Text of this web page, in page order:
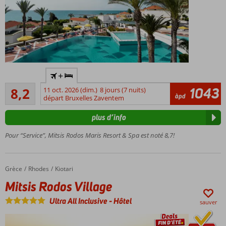
dans le
style de
Marrakech
Nouvelle
section
Cosmopolitan
avec taverne
grecque
Hébergement
certificat de
durabilité
reconnu par
plage
Pas moins
de 5
restaurants
à la carte et
8,2
Très bon
134
commentaires
+
11 oct. 2026 (dim.) 8 jours (7 nuits)
départ Bruxelles Zaventem
àpd 1043
Pour “Service”, Mitsis Rodos Maris Resort & Spa est noté 8,7!
plus d’info
Accueil
Grèce Rhodes Kiotari
Mitsis Rodos Village
Mitsis Rodos Village
Ultra All Inclusive-Hôtel sauver